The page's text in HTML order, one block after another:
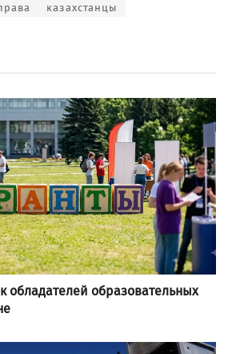
казахстанцы
обладателей образовательных